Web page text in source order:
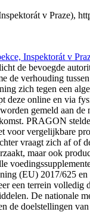
v Praze),
Inspektorát v
de bevoegde
de verhouding
zich tegen een
deze online en via
gemeld aan
PRAGON
vergelijkbare
vraagt zich af of
maar ook
(EU) 2017/625
een terrein
De nationale
de doelstellingen